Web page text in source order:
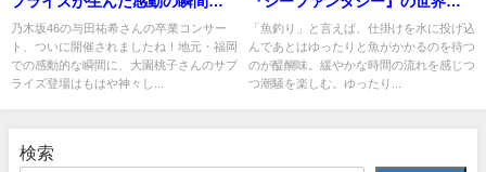
は？
乃木坂46の与田祐希さんの卒業コンサー
ト、ついに開催されましたね！地元・福岡
での感動的な瞬間に、大園桃子さんのサプ
ライズ登場はもはや神々し...
探る
「魚釣り」と言えば、仕掛けを水に投げ込
んであとはゆったりと魚がかかるのを待つ
のが醍醐味。緩やかな時間の流れを感じつ
つ潮騒を楽しむ。ゆったり...
検索